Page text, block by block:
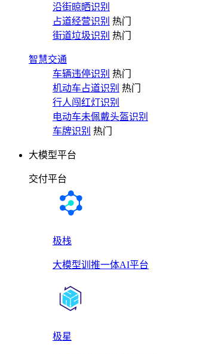
沿街晾晒识别
占道经营识别 热门
街道垃圾识别 热门
智慧交通
车辆违停识别 热门
机动车占道识别 热门
行人闯红灯识别
电动车未佩戴头盔识别
车牌识别 热门
大模型平台
交付平台
极栈
大模型训推一体AI平台
极星